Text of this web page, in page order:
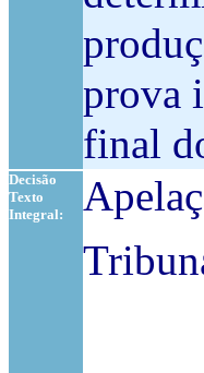
prova
final
Decisão
Texto
Integral: